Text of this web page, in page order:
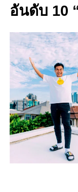
อันดับ 10